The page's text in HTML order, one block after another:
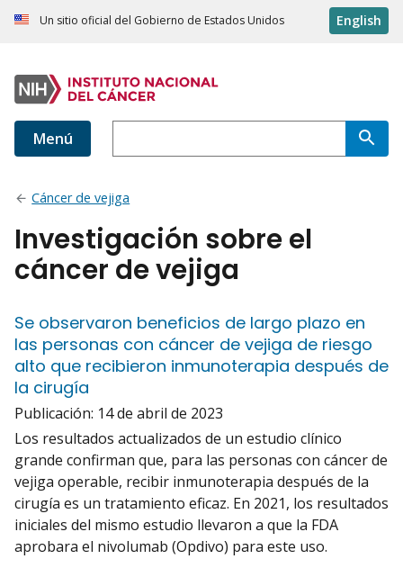
Un sitio oficial del Gobierno de Estados Unidos English
Menú
Cáncer de vejiga
Investigación sobre el
cáncer de vejiga
Se observaron beneficios de largo plazo en
las personas con cáncer de vejiga de riesgo
alto que recibieron inmunoterapia después de
la cirugía
Publicación: 14 de abril de 2023
Los resultados actualizados de un estudio clínico
grande confirman que, para las personas con cáncer de
vejiga operable, recibir inmunoterapia después de la
cirugía es un tratamiento eficaz. En 2021, los resultados
iniciales del mismo estudio llevaron a que la FDA
aprobara el nivolumab (Opdivo) para este uso.